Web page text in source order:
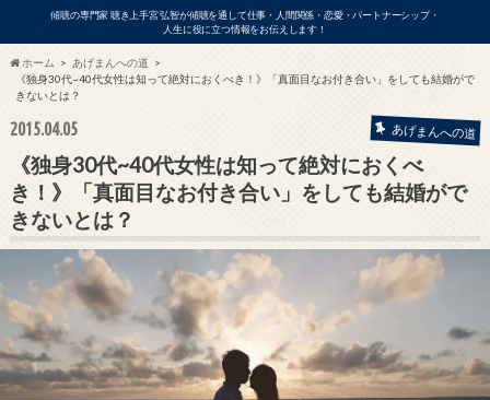
傾聴の専門家 聴き上手宮 弘智が傾聴を通して仕事・人間関係・恋愛・パートナーシップ・
人生に役に立つ情報をお伝えします！
出演依頼・各種お問い合わせはこ
ホーム
あげまんへの道
《独身30代~40代女性は知って絶対におくべき！》「真面目なお付き合い」をしても結婚がで
きないとは？
2015.04.05 あげまんへの道
《独身30代~40代女性は知って絶対におくべ
き！》「真面目なお付き合い」をしても結婚がで
きないとは？